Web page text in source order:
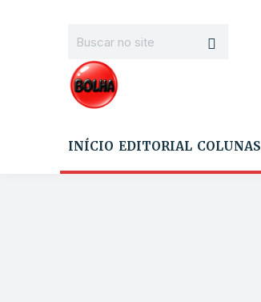
INÍCIO EDITORIAL COLUNAS